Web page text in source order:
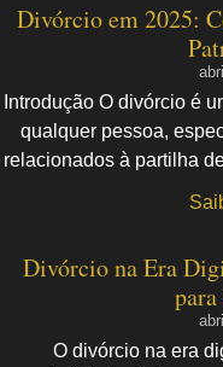
Divórcio em 2025:
Introdução O divórcio é
qualquer pessoa,
relacionados à partilha
Divórcio na Era
O divórcio na era